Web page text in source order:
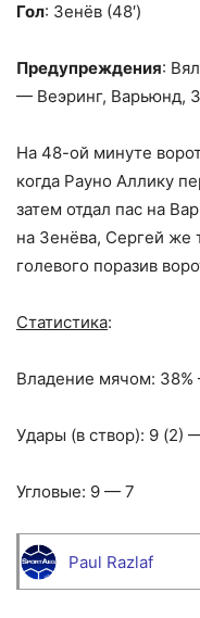
Гол: Зенёв (48′)
Предупреждения:
— Веэринг, Варьюнд,
На 48-ой минуте
когда Рауно Аллику
затем отдал пас на
на Зенёва, Сергей же
голевого поразив
Статистика:
Владение мячом: 38%
Удары (в створ): 9 (2)
Угловые: 9 — 7
Paul Razlaf